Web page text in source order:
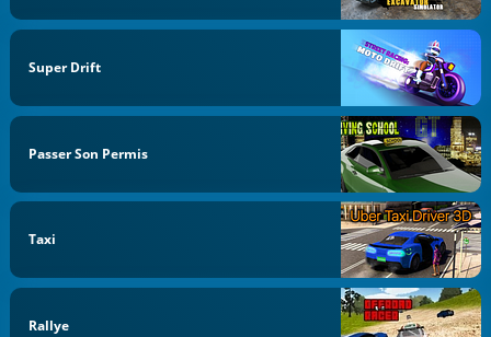
Super Drift
Passer Son Permis
Taxi
Rallye